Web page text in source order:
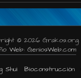
© 2026 Grakos.org.
Web: GeniosWeb.com
Shui Bioconstrucción